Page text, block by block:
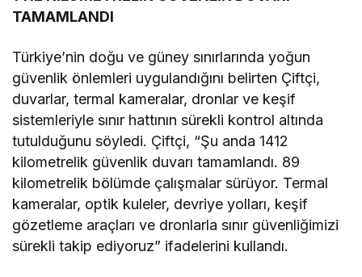
TAMAMLANDI
Türkiye’nin doğu ve güney sınırlarında yoğun
güvenlik önlemleri uygulandığını belirten Çiftçi,
duvarlar, termal kameralar, dronlar ve keşif
sistemleriyle sınır hattının sürekli kontrol altında
tutulduğunu söyledi. Çiftçi, “Şu anda 1412
kilometrelik güvenlik duvarı tamamlandı. 89
kilometrelik bölümde çalışmalar sürüyor. Termal
kameralar, optik kuleler, devriye yolları, keşif
gözetleme araçları ve dronlarla sınır güvenliğimizi
sürekli takip ediyoruz” ifadelerini kullandı.